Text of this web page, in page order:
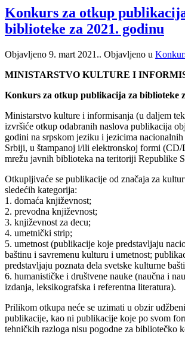
Konkurs za otkup
biblioteke za 2021. godinu
Objavljeno 9. mart 2021.. Objavljeno u
MINISTARSTVO KULTURE I
Konkurs za otkup publikacija za biblioteke
Ministarstvo kulture i informisanja (u daljem
izvršiće otkup odabranih naslova publikacija
godini na srpskom jeziku i jezicima
Srbiji, u štampanoj i/ili elektronskoj formi
mrežu javnih biblioteka na teritoriji Republike
Otkupljivaće se publikacije od značaja za
sledećih kategorija:
1. domaća književnost;
2. prevodna književnost;
3. književnost za decu;
4. umetnički strip;
5. umetnost (publikacije koje predstavljaju
baštinu i savremenu kulturu i umetnost;
predstavljaju poznata dela svetske kulturne
6. humanističke i društvene nauke (naučna i
izdanja, leksikografska i referentna literatura).
Prilikom otkupa neće se uzimati u obzir
publikacije, kao ni publikacije koje po svom
tehničkih razloga nisu pogodne za bibliotečko